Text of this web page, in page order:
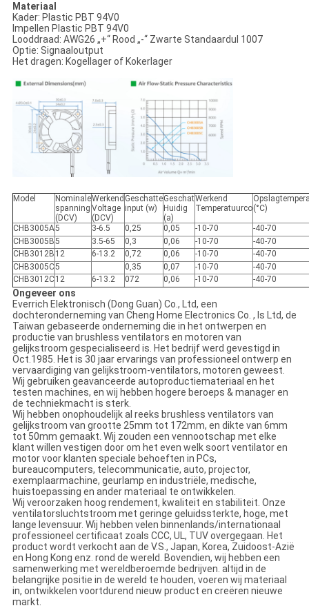
Materiaal
Kader: Plastic PBT 94V0
Impellen Plastic PBT 94V0
Looddraad: AWG26 „+“ Rood „-“ Zwarte Standaardul 1007
Optie: Signaaloutput
Het dragen: Kogellager of Kokerlager
Model
Nominale
spanning
(DCV)
Werkend
Voltage
(DCV)
Geschatte
input (w)
Geschat
Huidig
(a)
Werkend
Temperatuurco(°C)
CHB3005A5 3-6.5 0,25 0,05 -10-70
-40-70
CHB3005B5 3.5-65 0,3 0,06 -10-70
-40-70
CHB3012B 12 6-13.2 0,72 0,06 -10-70
-40-70
CHB3005C5 0,35 0,07 -10-70
-40-70
CHB3012C12 6-13.2 072 0,06 -10-70 -40-70
Ongeveer ons
Everrich Elektronisch (Dong Guan) Co., Ltd, een
dochteronderneming van Cheng Home Electronics Co. , Is Ltd, de
Taiwan gebaseerde onderneming die in het ontwerpen en
productie van brushless ventilators en motoren van
gelijkstroom gespecialiseerd is. Het bedrijf werd gevestigd in
Oct.1985. Het is 30 jaar ervarings van professioneel ontwerp en
vervaardiging van gelijkstroom-ventilators, motoren geweest.
Wij gebruiken geavanceerde autoproductiemateriaal en het
testen machines, en wij hebben hogere beroeps & manager en
de techniekmacht is sterk.
Wij hebben onophoudelijk al reeks brushless ventilators van
gelijkstroom van grootte 25mm tot 172mm, en dikte van 6mm
tot 50mm gemaakt. Wij zouden een vennootschap met elke
klant willen vestigen door om het even welk soort ventilator en
motor voor klanten speciale behoeften in PCs,
bureaucomputers, telecommunicatie, auto, projector,
exemplaarmachine, geurlamp en industriële, medische,
huistoepassing en ander materiaal te ontwikkelen.
Wij veroorzaken hoog rendement, kwaliteit en stabiliteit. Onze
ventilatorsluchtstroom met geringe geluidssterkte, hoge, met
lange levensuur. Wij hebben velen binnenlands/internationaal
professioneel certificaat zoals CCC, UL, TUV overgegaan. Het
product wordt verkocht aan de V.S., Japan, Korea, Zuidoost-Azië
en Hong Kong enz. rond de wereld. Bovendien, wij hebben een
samenwerking met wereldberoemde bedrijven. altijd in de
belangrijke positie in de wereld te houden, voeren wij materiaal
in, ontwikkelen voortdurend nieuw product en creëren nieuwe
markt.